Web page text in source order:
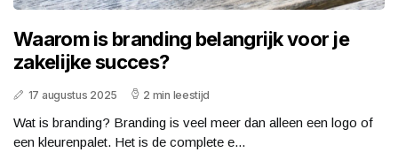
Waarom is branding belangrijk voor je
zakelijke succes?
17 augustus 2025 2 min leestijd
Wat is branding? Branding is veel meer dan alleen een logo of
een kleurenpalet. Het is de complete e...